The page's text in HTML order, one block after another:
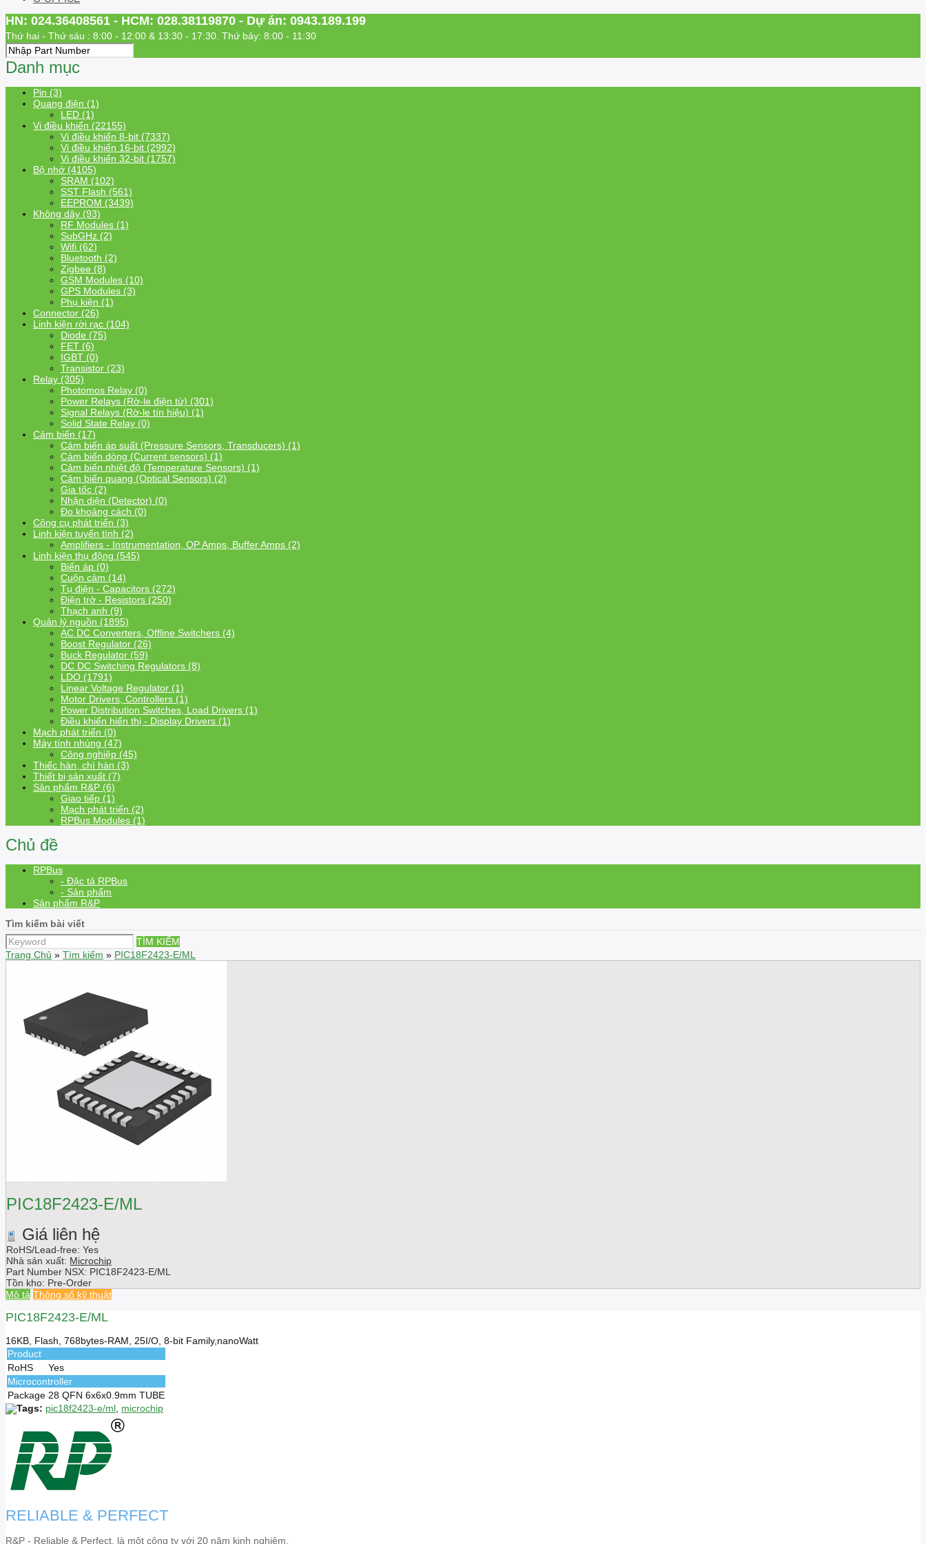
HN: 024.36408561 - HCM: 028.38119870 - Dự án: 0943.189.199
Thứ hai - Thứ sáu : 8:00 - 12:00 & 13:30 - 17:30. Thứ bảy: 8:00 - 11:30
Danh mục
Pin (3)
Quang điện (1)
LED (1)
Vi điều khiển (22155)
Vi điều khiển 8-bit (7337)
Vi điều khiển 16-bit (2992)
Vi điều khiển 32-bit (1757)
Bộ nhớ (4105)
SRAM (102)
SST Flash (561)
EEPROM (3439)
Không dây (93)
RF Modules (1)
SubGHz (2)
Wifi (62)
Bluetooth (2)
Zigbee (8)
GSM Modules (10)
GPS Modules (3)
Phụ kiện (1)
Connector (26)
Linh kiện rời rạc (104)
Diode (75)
FET (6)
IGBT (0)
Transistor (23)
Relay (305)
Photomos Relay (0)
Power Relays (Rờ-le điện từ) (301)
Signal Relays (Rờ-le tín hiệu) (1)
Solid State Relay (0)
Cảm biến (17)
Cảm biến áp suất (Pressure Sensors, Transducers) (1)
Cảm biến dòng (Current sensors) (1)
Cảm biến nhiệt độ (Temperature Sensors) (1)
Cảm biến quang (Optical Sensors) (2)
Gia tốc (2)
Nhận diện (Detector) (0)
Đo khoảng cách (0)
Công cụ phát triển (3)
Linh kiện tuyến tính (2)
Amplifiers - Instrumentation, OP Amps, Buffer Amps (2)
Linh kiện thụ động (545)
Biến áp (0)
Cuộn cảm (14)
Tụ điện - Capacitors (272)
Điện trở - Resistors (250)
Thạch anh (9)
Quản lý nguồn (1895)
AC DC Converters, Offline Switchers (4)
Boost Regulator (26)
Buck Regulator (59)
DC DC Switching Regulators (8)
LDO (1791)
Linear Voltage Regulator (1)
Motor Drivers, Controllers (1)
Power Distribution Switches, Load Drivers (1)
Điều khiển hiển thị - Display Drivers (1)
Mạch phát triển (0)
Máy tính nhúng (47)
Công nghiệp (45)
Thiếc hàn, chì hàn (3)
Thiết bị sản xuất (7)
Sản phẩm R&P (6)
Giao tiếp (1)
Mạch phát triển (2)
RPBus Modules (1)
Chủ đề
RPBus
- Đặc tả RPBus
- Sản phẩm
Sản phẩm R&P
Tìm kiếm bài viết
TÌM KIẾM
Trang Chủ » Tìm kiếm » PIC18F2423-E/ML
PIC18F2423-E/ML
Giá liên hệ
RoHS/Lead-free: Yes
Nhà sản xuất: Microchip
Part Number NSX: PIC18F2423-E/ML
Tồn kho: Pre-Order
Mô tả Thông số kỹ thuật
PIC18F2423-E/ML
16KB, Flash, 768bytes-RAM, 25I/O, 8-bit Family,nanoWatt
Product
RoHS
Yes
Microcontroller
Package 28 QFN 6x6x0.9mm TUBE
Tags: pic18f2423-e/ml microchip
RELIABLE & PERFECT
R&P - Reliable & Perfect, là một công ty với 20 năm kinh nghiệm,